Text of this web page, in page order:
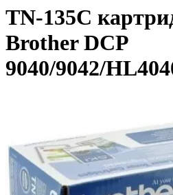
TN-135C
Brother DCP
9040/9042/